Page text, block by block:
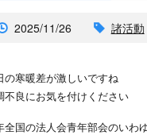
2025/11/26 諸活動
の寒暖差が激しいですね
不良にお気を付けください
全国の法人会青年部会のいわ